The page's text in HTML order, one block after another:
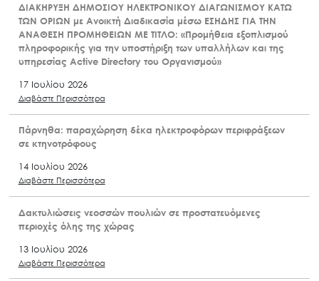
ΔΙΑΚΗΡΥΞΗ ΔΗΜΟΣΙΟΥ ΗΛΕΚΤΡΟΝΙΚΟΥ ΔΙΑΓΩΝΙΣΜΟΥ ΚΑΤΩ
ΤΩΝ ΟΡΙΩΝ με Ανοικτή Διαδικασία μέσω ΕΣΗΔΗΣ ΓΙΑ ΤΗΝ
ΑΝΑΘΕΣΗ ΠΡΟΜΗΘΕΙΩΝ ΜΕ ΤΙΤΛΟ: «Προμήθεια εξοπλισμού
πληροφορικής για την υποστήριξη των υπαλλήλων και της
υπηρεσίας Active Directory του Οργανισμού»
17 Ιουλίου 2026
Διαβάστε Περισσότερα
Πάρνηθα: παραχώρηση δέκα ηλεκτροφόρων περιφράξεων
σε κτηνοτρόφους
14 Ιουλίου 2026
Διαβάστε Περισσότερα
Δακτυλιώσεις νεοσσών πουλιών σε προστατευόμενες
περιοχές όλης της χώρας
13 Ιουλίου 2026
Διαβάστε Περισσότερα